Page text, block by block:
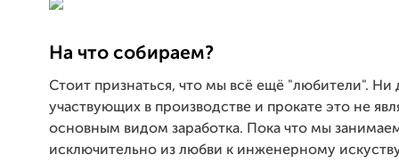
На что собираем?
Стоит признаться, что мы всё ещё "любители". Ни
участвующих в производстве и прокате это не
основным видом заработка. Пока что мы
исключительно из любви к инженерному